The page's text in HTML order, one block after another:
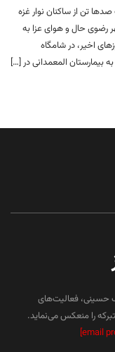
تن از ساکنان نوار غزه
رضوی حال و هوای عزا به
اخیر، در شامگاه
المعمدانی در […]
حسینی، فعالیت‌های
را منعکس می‌نماید.